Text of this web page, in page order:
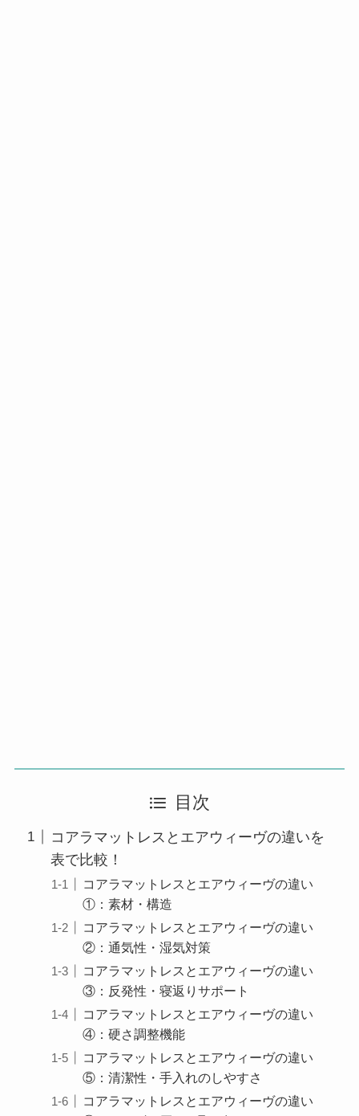
目次
コアラマットレスとエアウィーヴの違いを
表で比較！
コアラマットレスとエアウィーヴの違い
①：素材・構造
コアラマットレスとエアウィーヴの違い
②：通気性・湿気対策
コアラマットレスとエアウィーヴの違い
③：反発性・寝返りサポート
コアラマットレスとエアウィーヴの違い
④：硬さ調整機能
コアラマットレスとエアウィーヴの違い
⑤：清潔性・手入れのしやすさ
コアラマットレスとエアウィーヴの違い